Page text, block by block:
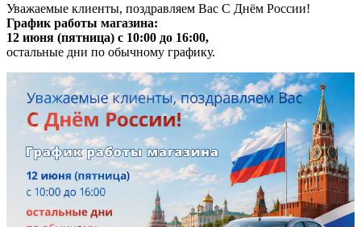
Уважаемые клиенты, поздравляем Вас С Днём России!
График работы магазина:
12 июня (пятница) с 10:00 до 16:00,
остальные дни по обычному графику.